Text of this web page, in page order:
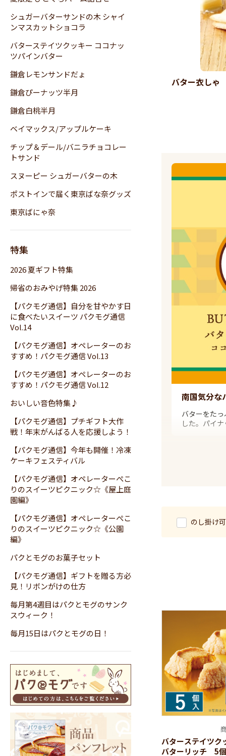
シュガーバターサンドの木 シャイ
ンマスカットショコラ
バターステイツクッキー ココナッ
ツパインバター
鎌倉レモンサンドだょ
鎌倉ぴーナッツ半月
鎌倉白桃半月
ベイマックス/アップルケーキ
チップ＆デール/バニラチョコレー
トサンド
スヌーピー シュガーバターの木
ポストインで届く東京ばな奈グッズ
東京ばにゃ奈
特集
2026 夏ギフト特集
帰省のおみやげ特集 2026
【パクモグ通信】自分を甘やかす日
に食べたいスイーツ パクモグ通信
Vol.14
【パクモグ通信】オペレーターのお
すすめ！パクモグ通信 Vol.13
【パクモグ通信】オペレーターのお
すすめ！パクモグ通信 Vol.12
おいしい音色特集♪
【パクモグ通信】プチギフト大作
戦！年末がんばる人を応援しよう！
【パクモグ通信】今年も開催！冷凍
ケーキフェスティバル
【パクモグ通信】オペレーターぺこ
りのスイーツピクニック☆《屋上庭
園編》
【パクモグ通信】オペレーターぺこ
りのスイーツピクニック☆《公園
編》
パクとモグのお菓子セット
【パクモグ通信】ギフトを贈る方必
見！リボンがけの仕方
毎月第4週目はパクとモグのサンク
スウィーク！
毎月15日はパクとモグの日！
バター衣しゃ
南国気分な
バターをた
した。パイ
バターステ
バラエティ
っておきの
のし掛け可
バターステイツク
バターリッチ 5